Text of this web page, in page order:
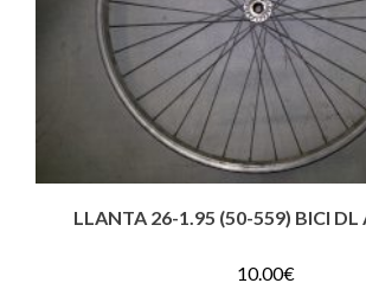
LLANTA 26-1.95 (50-559) BICI
10.00€